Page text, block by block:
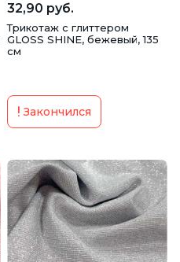
32,90 руб.
Трикотаж с глиттером
GLOSS SHINE, бежевый, 135
см
Закончился